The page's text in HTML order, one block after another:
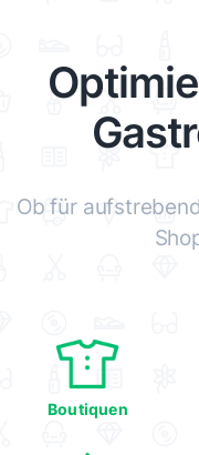
Ob für
Boutiquen